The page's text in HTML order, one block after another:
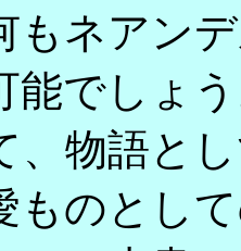
もネアン
能でしょ
、物語と
ものとし